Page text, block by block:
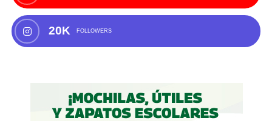
20K FOLLOWERS